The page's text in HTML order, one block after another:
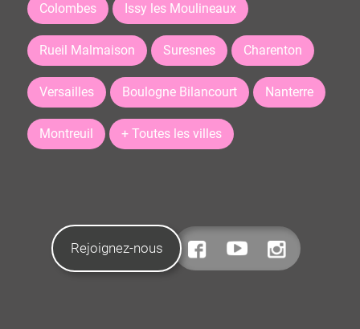
Colombes Issy les Moulineaux
Rueil Malmaison Suresnes Charenton
Versailles Boulogne Bilancourt Nanterre
Montreuil + Toutes les villes
Rejoignez-nous